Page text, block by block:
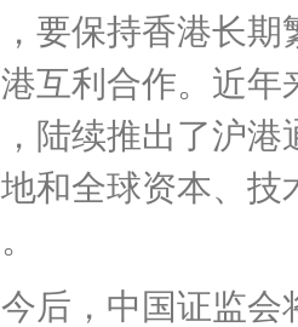
要保持香港长
互利合作。近
陆续推出了沪
和全球资本、
，中国证监会